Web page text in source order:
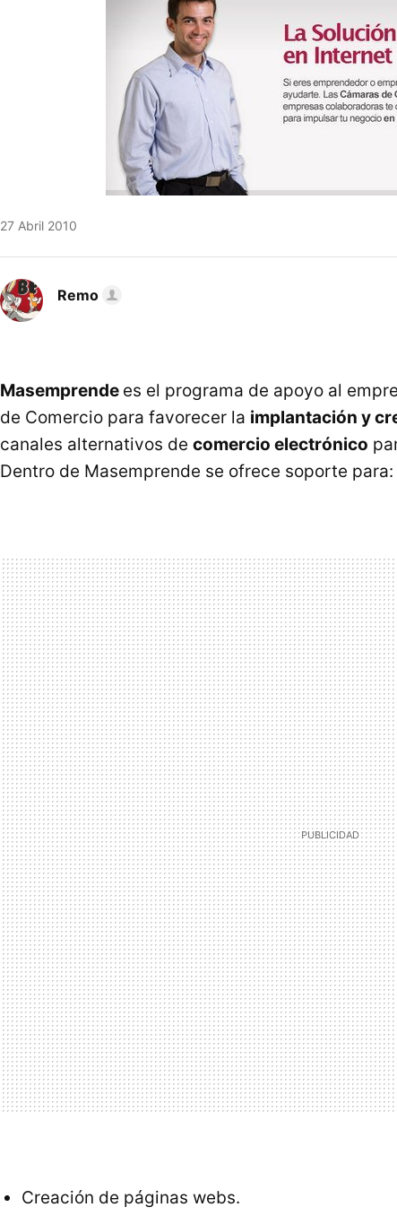
27 Abril 2010
Remo
Masemprende es el programa de apoyo al
de Comercio para favorecer la implantación y
canales alternativos de comercio electrónico
Dentro de Masemprende se ofrece soporte para:
Creación de páginas webs.